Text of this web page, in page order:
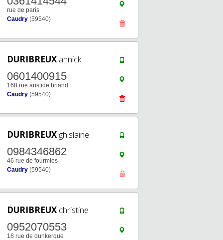
rue de paris
Caudry (59540)
DURIBREUX annick
0601400915
168 rue aristide briand
Caudry (59540)
DURIBREUX ghislaine
0984346862
46 rue de fourmies
Caudry (59540)
DURIBREUX christine
0952070553
18 rue de dunkerque